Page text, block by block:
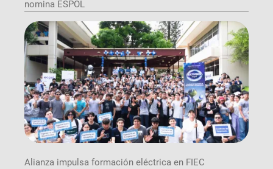
nomina ESPOL
Alianza impulsa formación eléctrica en FIEC